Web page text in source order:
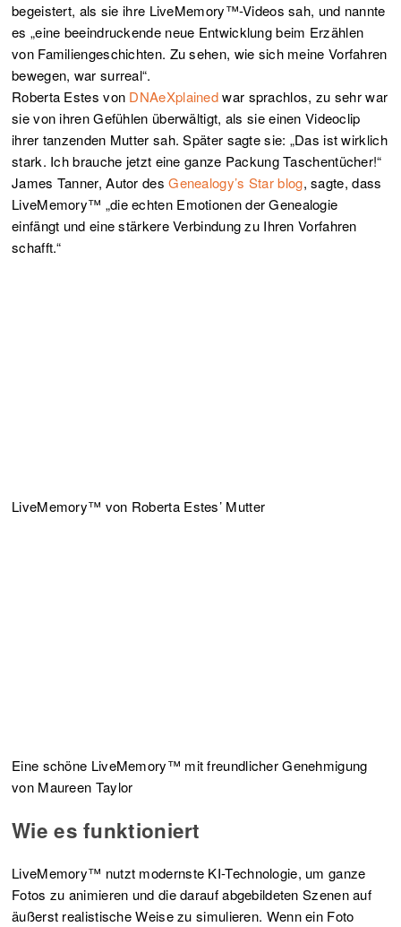
begeistert, als sie ihre LiveMemory™-Videos sah, und nannte
es „eine beeindruckende neue Entwicklung beim Erzählen
von Familiengeschichten. Zu sehen, wie sich meine Vorfahren
bewegen, war surreal“.
Roberta Estes von DNAeXplainedwar sprachlos, zu sehr war
sie von ihren Gefühlen überwältigt, als sie einen Videoclip
ihrer tanzenden Mutter sah. Später sagte sie: „Das ist wirklich
stark. Ich brauche jetzt eine ganze Packung Taschentücher!“
James Tanner, Autor desGenealogy’s Star blog, sagte, dass
LiveMemory™ „die echten Emotionen der Genealogie
einfängt und eine stärkere Verbindung zu Ihren Vorfahren
schafft.“
LiveMemory™ von Roberta Estes’ Mutter
Eine schöne LiveMemory™ mit freundlicher Genehmigung
von Maureen Taylor
Wie es funktioniert
LiveMemory™ nutzt modernste KI-Technologie, um ganze
Fotos zu animieren und die darauf abgebildeten Szenen auf
äußerst realistische Weise zu simulieren. Wenn ein Foto